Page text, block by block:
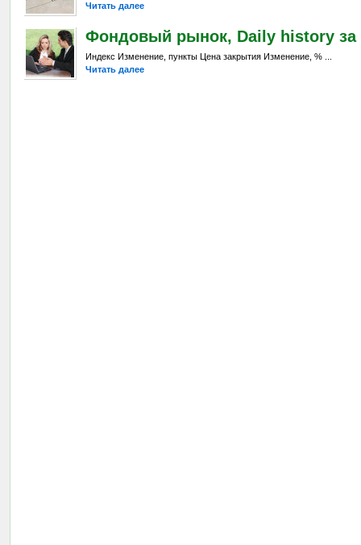
Читать далее
Фондовый рынок, Daily history за
Индекс Изменение, пункты Цена закрытия Изменение, % ...
Читать далее